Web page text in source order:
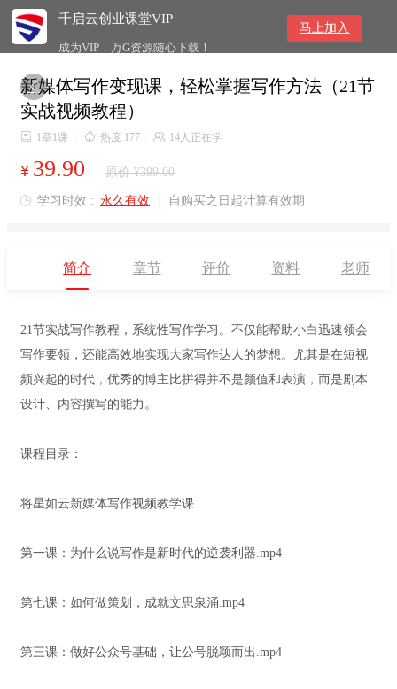
千启云创业课堂VIP
成为VIP，万G资源随心下载！
马上加入

新媒体写作变现课，轻松掌握写作方法（21节
实战视频教程）
 1章1课  热度 177  14人正在学
¥ 39.90 原价 ¥399.00
 学习时效 : 永久有效 自购买之日起计算有效期
简介 章节 评价 资料 老师
21节实战写作教程，系统性写作学习。不仅能帮助小白迅速领会
写作要领，还能高效地实现大家写作达人的梦想。尤其是在短视
频兴起的时代，优秀的博主比拼得并不是颜值和表演，而是剧本
设计、内容撰写的能力。
课程目录：
将星如云新媒体写作视频教学课
第一课：为什么说写作是新时代的逆袭利器.mp4
第七课：如何做策划，成就文思泉涌.mp4
第三课：做好公众号基础，让公号脱颖而出.mp4